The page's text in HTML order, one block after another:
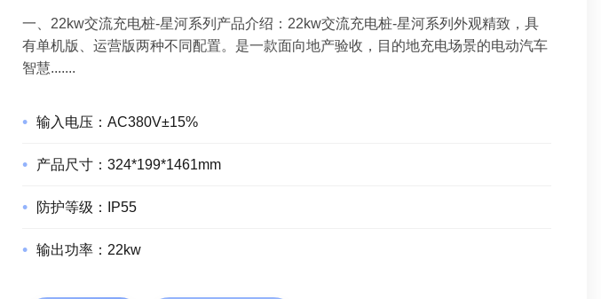
一、22kw交流充电桩-星河系列产品介绍：22kw交流充电桩-星河系列外观精致，具
有单机版、运营版两种不同配置。是一款面向地产验收，目的地充电场景的电动汽车
智慧.......
输入电压： AC380V±15%
产品尺寸： 324*199*1461mm
防护等级： IP55
输出功率： 22kw